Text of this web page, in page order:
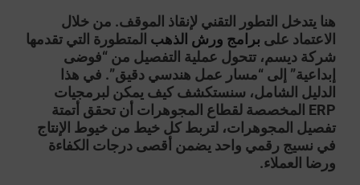
هنا يتدخل التطور التقني لإنقاذ الموقف. من خلال
الاعتماد على برامج ورش الذهب المتطورة التي تقدمها
شركة ديسم، تتحول عملية التفصيل من “فوضى
إبداعية” إلى “مسار عمل هندسي دقيق”. في هذا
الدليل الشامل، سنستكشف كيف يمكن لبرمجيات
ERP المخصصة لقطاع المجوهرات أن تحقق
أتمتة
تفصيل المجوهرات، لتربط كل خيط من خيوط الإنتاج
في نسيج رقمي واحد يضمن أقصى درجات الكفاءة
ورضا العملاء.